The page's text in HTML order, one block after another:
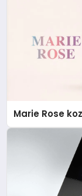
Marie Rose